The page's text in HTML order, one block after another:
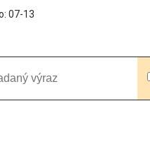
07-13